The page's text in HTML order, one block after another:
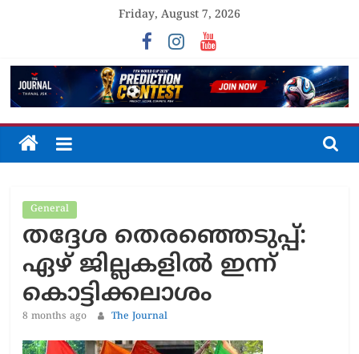
Friday, August 7, 2026
The
Unfolding
The
General
തദ്ദേശ തെരഞ്ഞെടുപ്പ്:
ഏഴ് ജില്ലകളിൽ ഇന്ന്
കൊട്ടിക്കലാശം
8 months ago The Journal